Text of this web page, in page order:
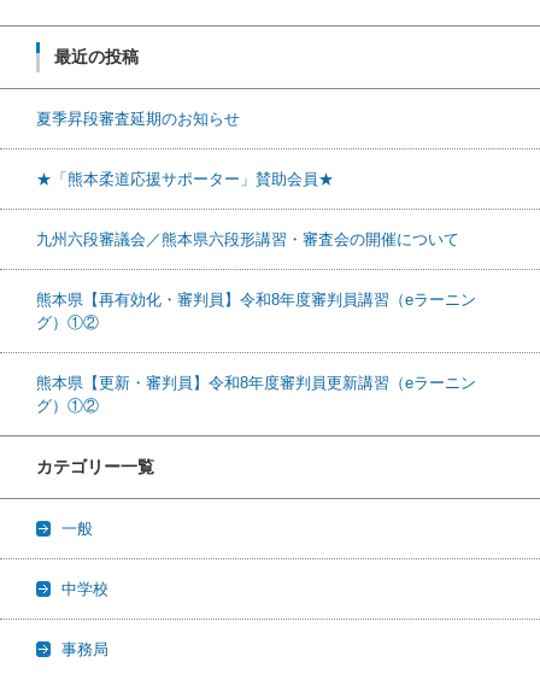
最近の投稿
夏季昇段審査延期のお知らせ
★「熊本柔道応援サポーター」賛助会員★
九州六段審議会／熊本県六段形講習・審査会の開催について
熊本県【再有効化・審判員】令和8年度審判員講習（eラーニン
グ）①②
熊本県【更新・審判員】令和8年度審判員更新講習（eラーニン
グ）①②
カテゴリー一覧
一般
中学校
事務局